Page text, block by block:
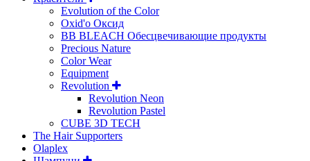
Evolution of the Color
Oxid'o Оксид
BB BLEACH Обесцвечивающие продукты
Precious Nature
Color Wear
Equipment
Revolution
Revolution Neon
Revolution Pastel
CUBE 3D TECH
The Hair Supporters
Olaplex